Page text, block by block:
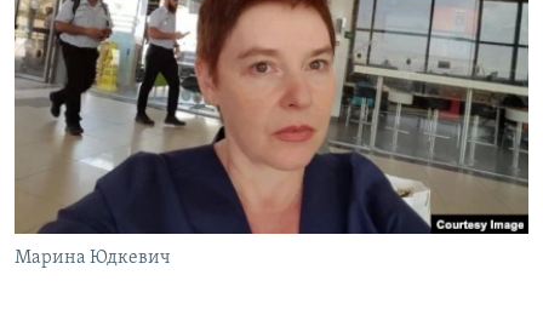
РАСПИСАНИЕ ВЕЩАНИЯ
ПОДПИШИТЕСЬ НА РАССЫЛКУ
СОЦИАЛЬНЫЕ СЕТИ
Марина Юдкевич